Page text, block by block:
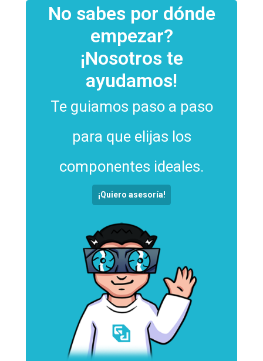
No sabes por dónde
empezar?
¡Nosotros te
ayudamos!
Te guiamos paso a paso
para que elijas los
componentes ideales.
¡Quiero asesoría!